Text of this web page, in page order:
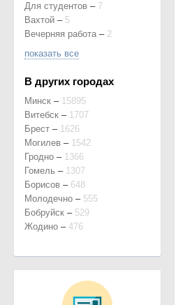
Для студентов – 7
Вахтой – 5
Вечерняя работа – 2
показать все
В других городах
Минск – 15895
Витебск – 1707
Брест – 1626
Могилев – 1542
Гродно – 1366
Гомель – 1307
Борисов – 648
Молодечно – 555
Бобруйск – 529
Жодино – 476